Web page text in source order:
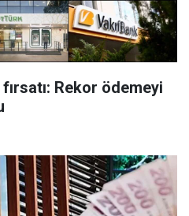
Rekor ödemeyi